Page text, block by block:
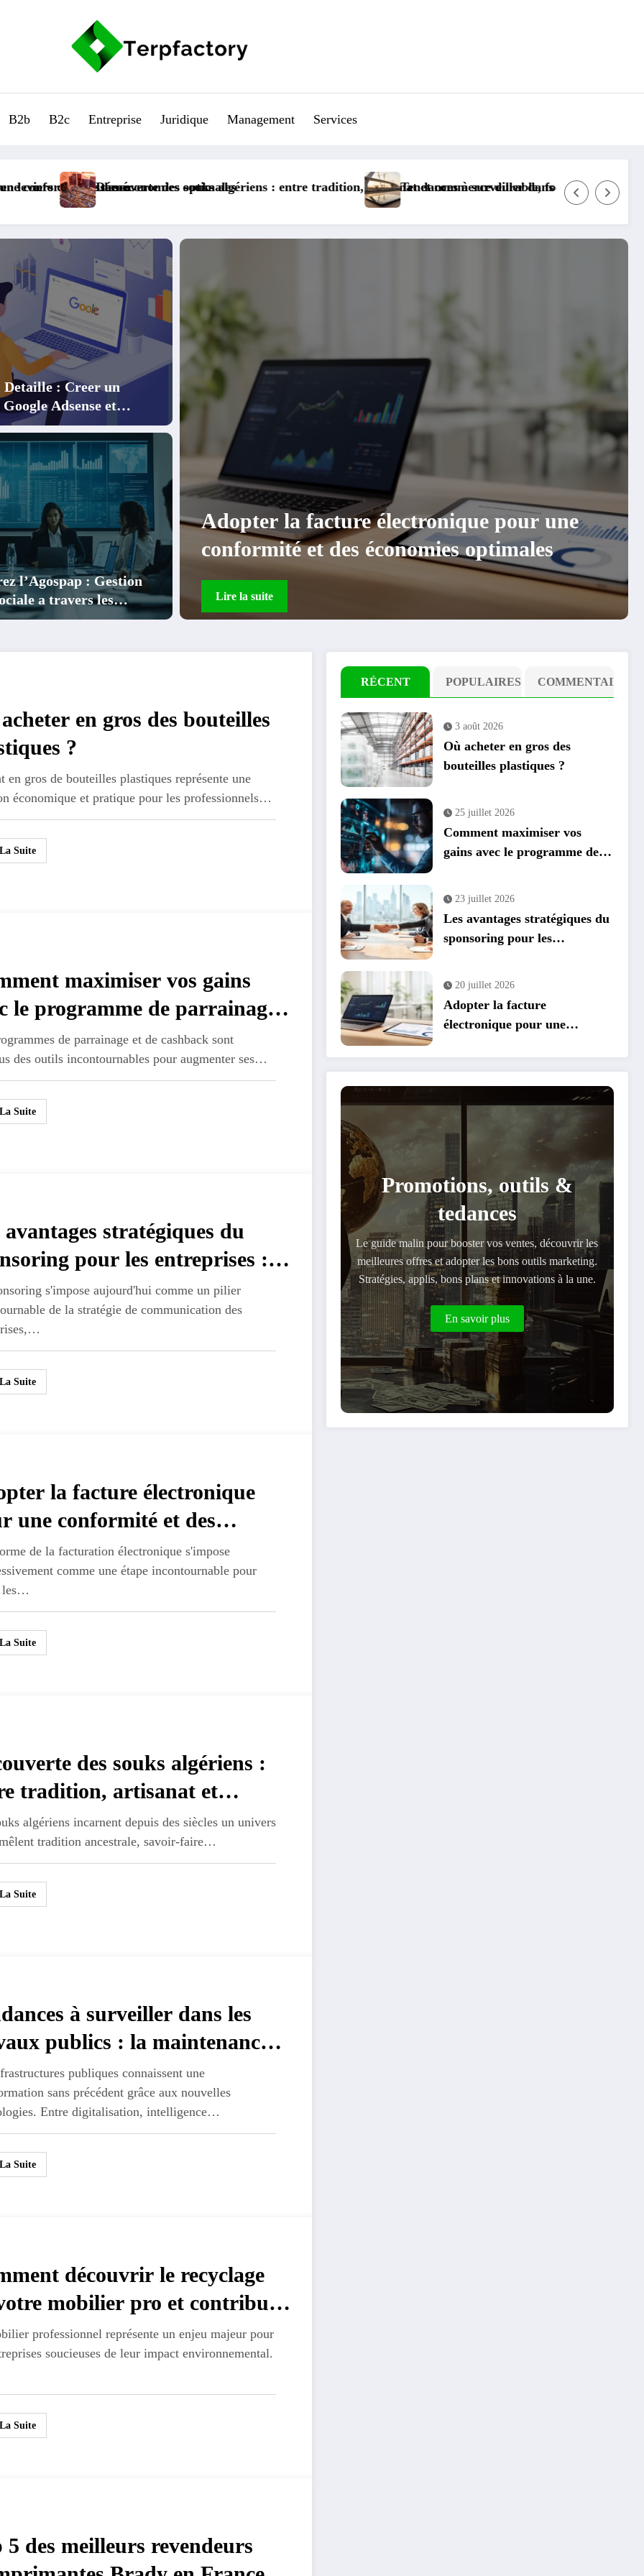
B2b B2c Entreprise Juridique Management Services
tradition, artisanat et commerce durable, focus sur les conditions de travail
Tendances à surveiller dans les travaux publics : la maintenance prédictive révolutionne les
Comment découvrir le recyclage de votre
: Creer un
Adsense et
a Gagner
l’Agospap : Gestion
a travers les
pour une
optimales
Découverte des souks algériens : entre
tradition, artisanat et commerce durable,
focus sur les conditions de travail
Lire la suite
en gros des bouteilles
?
en gros de bouteilles plastiques représente une
économique et pratique pour les professionnels…
Suite
maximiser vos gains
le programme de parrainage
de parrainage et de cashback sont
des outils incontournables pour augmenter ses…
Suite
avantages stratégiques du
pour les entreprises :
vos événements en
de croissance
s'impose aujourd'hui comme un pilier
de la stratégie de communication des
Suite
la facture électronique
une conformité et des
optimales
de la facturation électronique s'impose
comme une étape incontournable pour
les…
Suite
des souks algériens :
tradition, artisanat et
durable, focus sur les
de travail
algériens incarnent depuis des siècles un univers
tradition ancestrale, savoir-faire…
Suite
à surveiller dans les
publics : la maintenance
révolutionne les
publiques connaissent une
sans précédent grâce aux nouvelles
Entre digitalisation, intelligence…
Suite
découvrir le recyclage
mobilier pro et contribuer
circulaire
professionnel représente un enjeu majeur pour
soucieuses de leur impact environnemental.
Suite
5 des meilleurs revendeurs
RÉCENT POPULAIRES COMMENTAIRE
3 août 2026
Où acheter en gros des
bouteilles plastiques ?
25 juillet 2026
Comment maximiser vos
gains avec le programme de
23 juillet 2026
Les avantages stratégiques du
sponsoring pour les
20 juillet 2026
Adopter la facture
électronique pour une
Promotions, outils &
tedances
Le guide malin pour booster vos ventes, découvrir les
meilleures offres et adopter les bons outils marketing.
Stratégies, applis, bons plans et innovations à la une.
En savoir plus